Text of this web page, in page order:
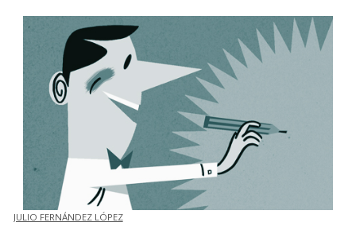
JULIO FERNÁNDEZ LÓPEZ